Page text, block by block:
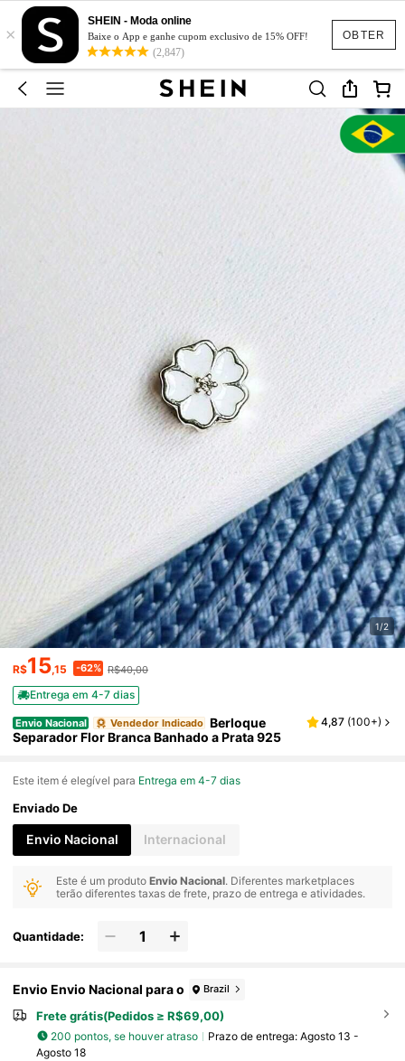
OBTER
×
SHEIN - Moda online
Baixe o App e ganhe cupom exclusivo de 15% OFF!
(2,847)
1/2
R$15,15 -62% R$40,00
Entrega em 4-7 dias
Envio Nacional Vendedor Indicado Berloque
Separador Flor Branca Banhado a Prata 925
4,87 (100+)
Este item é elegível para Entrega em 4-7 dias
Enviado De
Envio Nacional Internacional
Este é um produtoEnvio Nacional. Diferentes marketplaces
terão diferentes taxas de frete, prazo de entrega e atividades.
Quantidade:
Envio Envio Nacional para o Brazil
Frete grátis(Pedidos ≥ R$69,00)
200 pontos, se houver atraso Prazo de entrega: Agosto 13 -
Agosto 18